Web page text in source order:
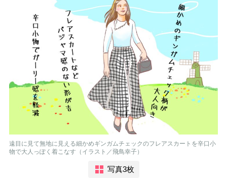
遠目に見て無地に見える細かめギンガムチェックのフレアスカートを辛口小
物で大人っぽく着こなす（イラスト／飛鳥幸子）
写真3枚